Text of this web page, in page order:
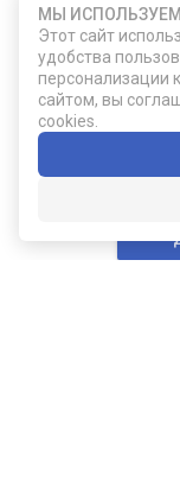
МЫ ИСПОЛЬЗУЕМ
Этот сайт
удобства
персонализации
сайтом, вы
cookies.